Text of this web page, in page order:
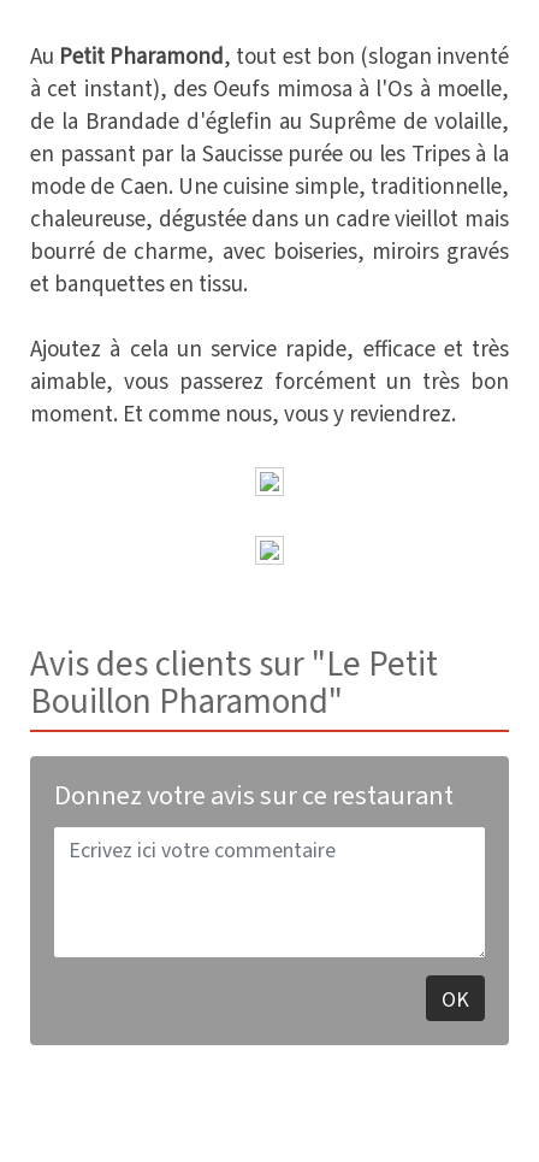
Au Petit Pharamond, tout est bon (slogan inventé
à cet instant), des Oeufs mimosa à l'Os à moelle,
de la Brandade d'églefin au Suprême de volaille,
en passant par la Saucisse purée ou les Tripes à la
mode de Caen. Une cuisine simple, traditionnelle,
chaleureuse, dégustée dans un cadre vieillot mais
bourré de charme, avec boiseries, miroirs gravés
et banquettes en tissu.
Ajoutez à cela un service rapide, efficace et très
aimable, vous passerez forcément un très bon
moment. Et comme nous, vous y reviendrez.
Avis des clients sur "Le Petit
Bouillon Pharamond"
Donnez votre avis sur ce restaurant